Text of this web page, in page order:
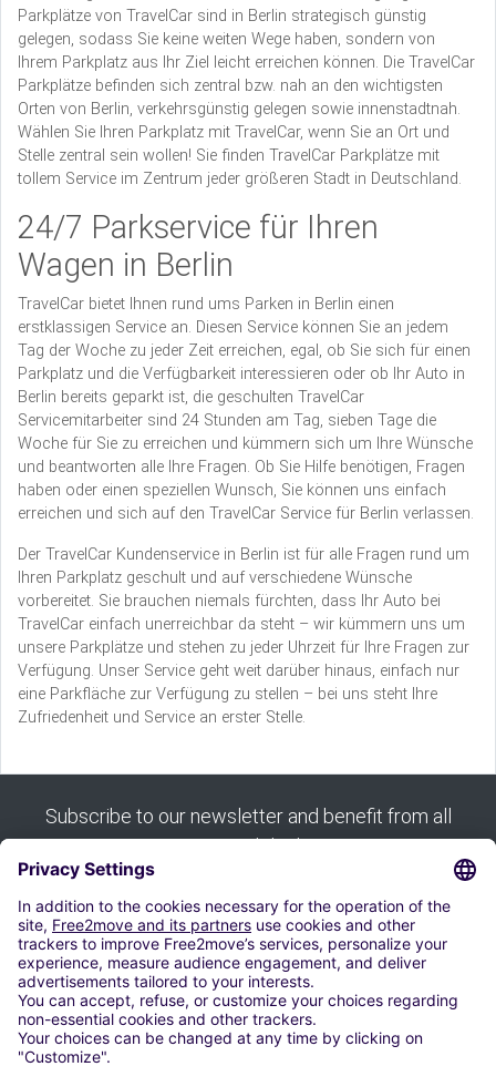
Parkplätze von TravelCar sind in Berlin strategisch günstig
gelegen, sodass Sie keine weiten Wege haben, sondern von
Ihrem Parkplatz aus Ihr Ziel leicht erreichen können. Die TravelCar
Parkplätze befinden sich zentral bzw. nah an den wichtigsten
Orten von Berlin, verkehrsgünstig gelegen sowie innenstadtnah.
Wählen Sie Ihren Parkplatz mit TravelCar, wenn Sie an Ort und
Stelle zentral sein wollen! Sie finden TravelCar Parkplätze mit
tollem Service im Zentrum jeder größeren Stadt in Deutschland.
24/7 Parkservice für Ihren
Wagen in Berlin
TravelCar bietet Ihnen rund ums Parken in Berlin einen
erstklassigen Service an. Diesen Service können Sie an jedem
Tag der Woche zu jeder Zeit erreichen, egal, ob Sie sich für einen
Parkplatz und die Verfügbarkeit interessieren oder ob Ihr Auto in
Berlin bereits geparkt ist, die geschulten TravelCar
Servicemitarbeiter sind 24 Stunden am Tag, sieben Tage die
Woche für Sie zu erreichen und kümmern sich um Ihre Wünsche
und beantworten alle Ihre Fragen. Ob Sie Hilfe benötigen, Fragen
haben oder einen speziellen Wunsch, Sie können uns einfach
erreichen und sich auf den TravelCar Service für Berlin verlassen.
Der TravelCar Kundenservice in Berlin ist für alle Fragen rund um
Ihren Parkplatz geschult und auf verschiedene Wünsche
vorbereitet. Sie brauchen niemals fürchten, dass Ihr Auto bei
TravelCar einfach unerreichbar da steht – wir kümmern uns um
unsere Parkplätze und stehen zu jeder Uhrzeit für Ihre Fragen zur
Verfügung. Unser Service geht weit darüber hinaus, einfach nur
eine Parkfläche zur Verfügung zu stellen – bei uns steht Ihre
Zufriedenheit und Service an erster Stelle.
Subscribe to our newsletter and benefit from all
our good deals:
Subscribe